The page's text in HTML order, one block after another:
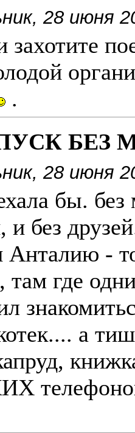
28 июня
захотите
.
БЕЗ
28 июня
бы. без
и без
Анталию -
там где
а